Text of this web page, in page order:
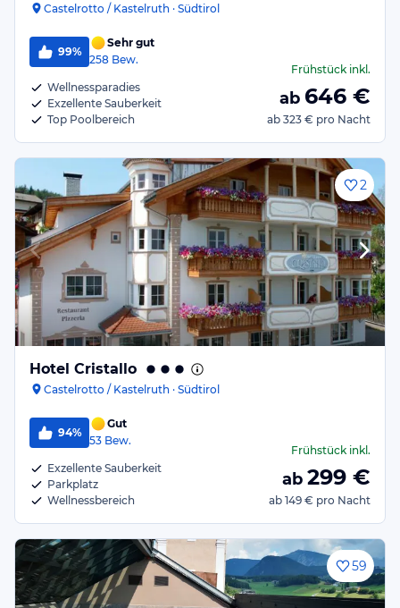
Castelrotto / Kastelruth · Südtirol
99%
Sehr gut
258 Bew.
Wellnessparadies
Exzellente Sauberkeit
Top Poolbereich
Frühstückinkl.
ab 646 €
ab 323 € pro Nacht
2
Hotel Cristallo
Castelrotto / Kastelruth · Südtirol
94%
Gut
53 Bew.
Exzellente Sauberkeit
Parkplatz
Wellnessbereich
Frühstückinkl.
ab 299 €
ab 149 € pro Nacht
59